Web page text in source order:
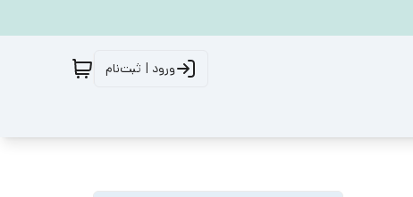
ورود | ثبت‌نام